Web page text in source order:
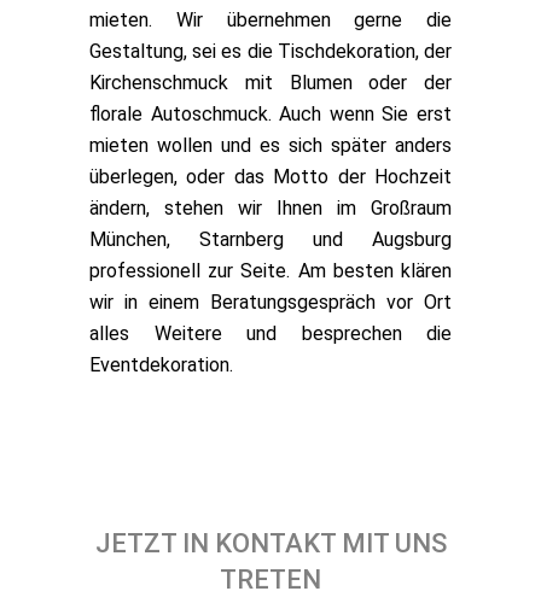
mieten. Wir übernehmen gerne die
Gestaltung, sei es die Tischdekoration, der
Kirchenschmuck mit Blumen oder der
florale Autoschmuck. Auch wenn Sie erst
mieten wollen und es sich später anders
überlegen, oder das Motto der Hochzeit
ändern, stehen wir Ihnen im Großraum
München, Starnberg und Augsburg
professionell zur Seite. Am besten klären
wir in einem Beratungsgespräch vor Ort
alles Weitere und besprechen die
Eventdekoration.
JETZT IN KONTAKT MIT UNS
TRETEN